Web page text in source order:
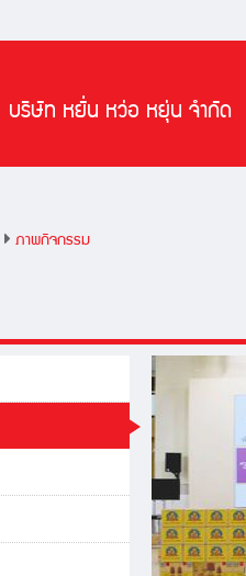
บริษัท หยั่น หว่อ หยุ่น จำกัด
ภาพกิจกรรม